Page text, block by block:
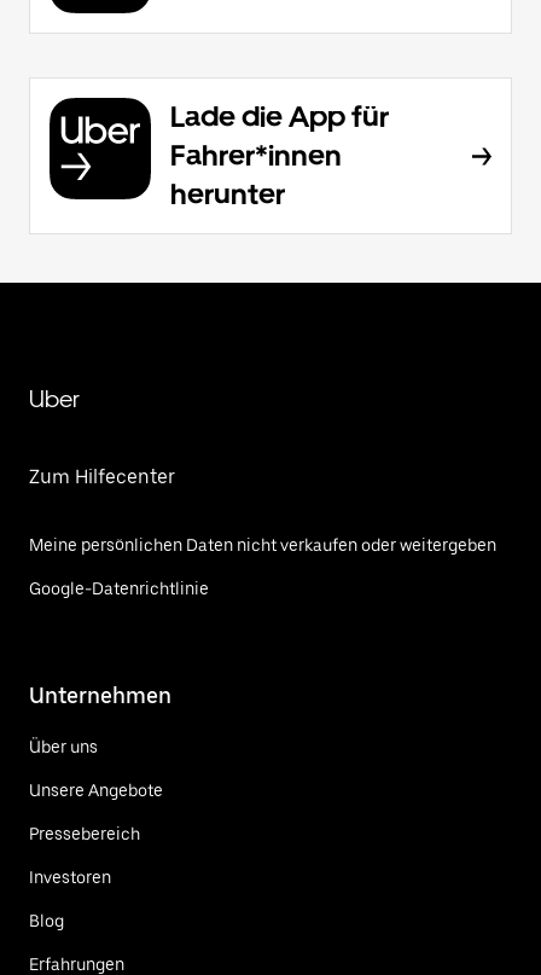
Lade die App für
Fahrer*innen
herunter
Uber
Zum Hilfecenter
Meine persönlichen Daten nicht verkaufen oder weitergeben
Google-Datenrichtlinie
Unternehmen
Über uns
Unsere Angebote
Pressebereich
Investoren
Blog
Erfahrungen